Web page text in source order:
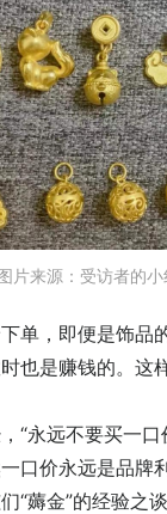
片来源：受访者的小
单，即便是饰品
也是赚钱的。这
“永远不要买一
口价永远是品牌
“薅金”的经验之